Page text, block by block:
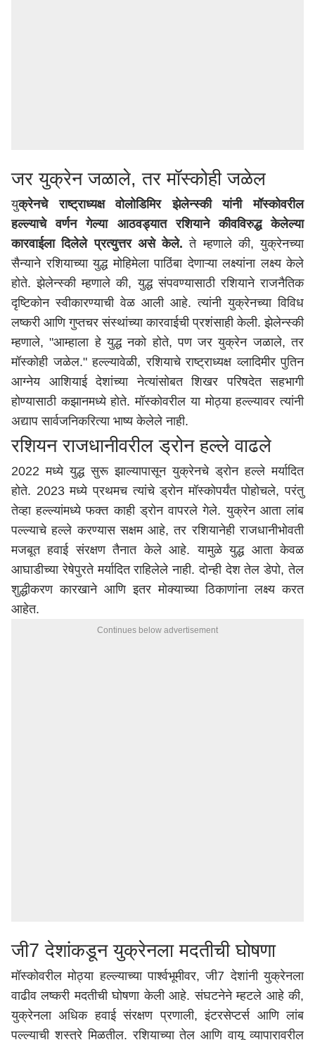
जर युक्रेन जळाले, तर मॉस्कोही जळेल
युक्रेनचे राष्ट्राध्यक्ष वोलोडिमिर झेलेन्स्की यांनी मॉस्कोवरील
हल्ल्याचे वर्णन गेल्या आठवड्यात रशियाने कीवविरुद्ध केलेल्या
कारवाईला दिलेले प्रत्युत्तर असे केले. ते म्हणाले की, युक्रेनच्या
सैन्याने रशियाच्या युद्ध मोहिमेला पाठिंबा देणाऱ्या लक्ष्यांना लक्ष्य केले
होते. झेलेन्स्की म्हणाले की, युद्ध संपवण्यासाठी रशियाने राजनैतिक
दृष्टिकोन स्वीकारण्याची वेळ आली आहे. त्यांनी युक्रेनच्या विविध
लष्करी आणि गुप्तचर संस्थांच्या कारवाईची प्रशंसाही केली. झेलेन्स्की
म्हणाले, "आम्हाला हे युद्ध नको होते, पण जर युक्रेन जळाले, तर
मॉस्कोही जळेल." हल्ल्यावेळी, रशियाचे राष्ट्राध्यक्ष व्लादिमीर पुतिन
आग्नेय आशियाई देशांच्या नेत्यांसोबत शिखर परिषदेत सहभागी
होण्यासाठी कझानमध्ये होते. मॉस्कोवरील या मोठ्या हल्ल्यावर त्यांनी
अद्याप सार्वजनिकरित्या भाष्य केलेले नाही.
रशियन राजधानीवरील ड्रोन हल्ले वाढले
2022 मध्ये युद्ध सुरू झाल्यापासून युक्रेनचे ड्रोन हल्ले मर्यादित
होते. 2023 मध्ये प्रथमच त्यांचे ड्रोन मॉस्कोपर्यंत पोहोचले, परंतु
तेव्हा हल्ल्यांमध्ये फक्त काही ड्रोन वापरले गेले. युक्रेन आता लांब
पल्ल्याचे हल्ले करण्यास सक्षम आहे, तर रशियानेही राजधानीभोवती
मजबूत हवाई संरक्षण तैनात केले आहे. यामुळे युद्ध आता केवळ
आघाडीच्या रेषेपुरते मर्यादित राहिलेले नाही. दोन्ही देश तेल डेपो, तेल
शुद्धीकरण कारखाने आणि इतर मोक्याच्या ठिकाणांना लक्ष्य करत
आहेत.
Continues below advertisement
जी7 देशांकडून युक्रेनला मदतीची घोषणा
मॉस्कोवरील मोठ्या हल्ल्याच्या पार्श्वभूमीवर, जी7 देशांनी युक्रेनला
वाढीव लष्करी मदतीची घोषणा केली आहे. संघटनेने म्हटले आहे की,
युक्रेनला अधिक हवाई संरक्षण प्रणाली, इंटरसेप्टर्स आणि लांब
पल्ल्याची शस्त्रे मिळतील. रशियाच्या तेल आणि वायू व्यापारावरील